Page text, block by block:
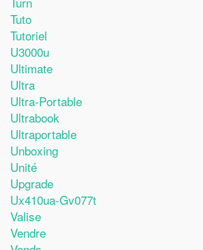
Tuto
Tutoriel
U3000u
Ultimate
Ultra
Ultra-Portable
Ultrabook
Ultraportable
Unboxing
Unité
Upgrade
Ux410ua-Gv077t
Valise
Vendre